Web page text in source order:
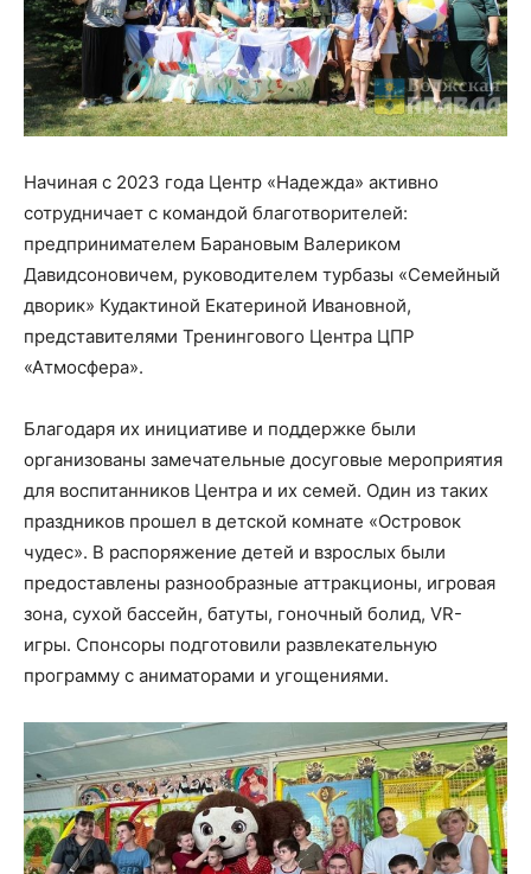
Начиная с 2023 года Центр «Надежда» активно
сотрудничает с командой благотворителей:
предпринимателем Барановым Валериком
Давидсоновичем, руководителем турбазы «Семейный
дворик» Кудактиной Екатериной Ивановной,
представителями Тренингового Центра ЦПР
«Атмосфера».
Благодаря их инициативе и поддержке были
организованы замечательные досуговые мероприятия
для воспитанников Центра и их семей. Один из таких
праздников прошел в детской комнате «Островок
чудес». В распоряжение детей и взрослых были
предоставлены разнообразные аттракционы, игровая
зона, сухой бассейн, батуты, гоночный болид, VR-
игры. Спонсоры подготовили развлекательную
программу с аниматорами и угощениями.